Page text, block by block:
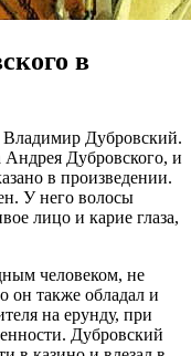
в
Владимир Дубровский.
Дубровского, и
в произведении.
У него волосы
лицо и карие глаза,
человеком, не
он также обладал и
на ерунду, при
Дубровский